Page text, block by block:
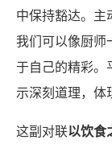
中保持豁达。主
我们可以像厨师
于自己的精彩。
示深刻道理，体
这副对联以饮食